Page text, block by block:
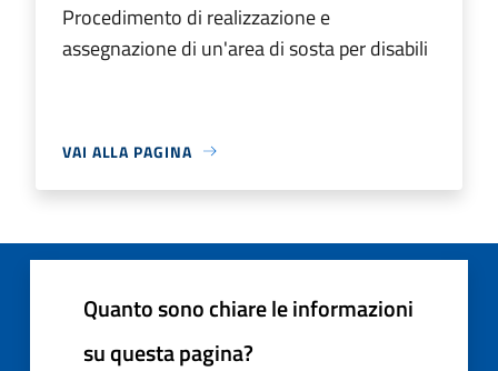
Procedimento di realizzazione e
assegnazione di un'area di sosta per disabili
VAI ALLA PAGINA
Quanto sono chiare le informazioni
su questa pagina?